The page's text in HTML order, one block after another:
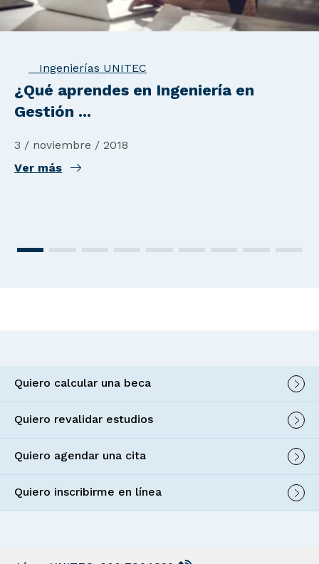
Ingenierías UNITEC
¿Qué aprendes en Ingeniería en
Gestión ...
3 / noviembre / 2018
Ver más
Quiero calcular una beca
Quiero revalidar estudios
Quiero agendar una cita
Quiero inscribirme en línea